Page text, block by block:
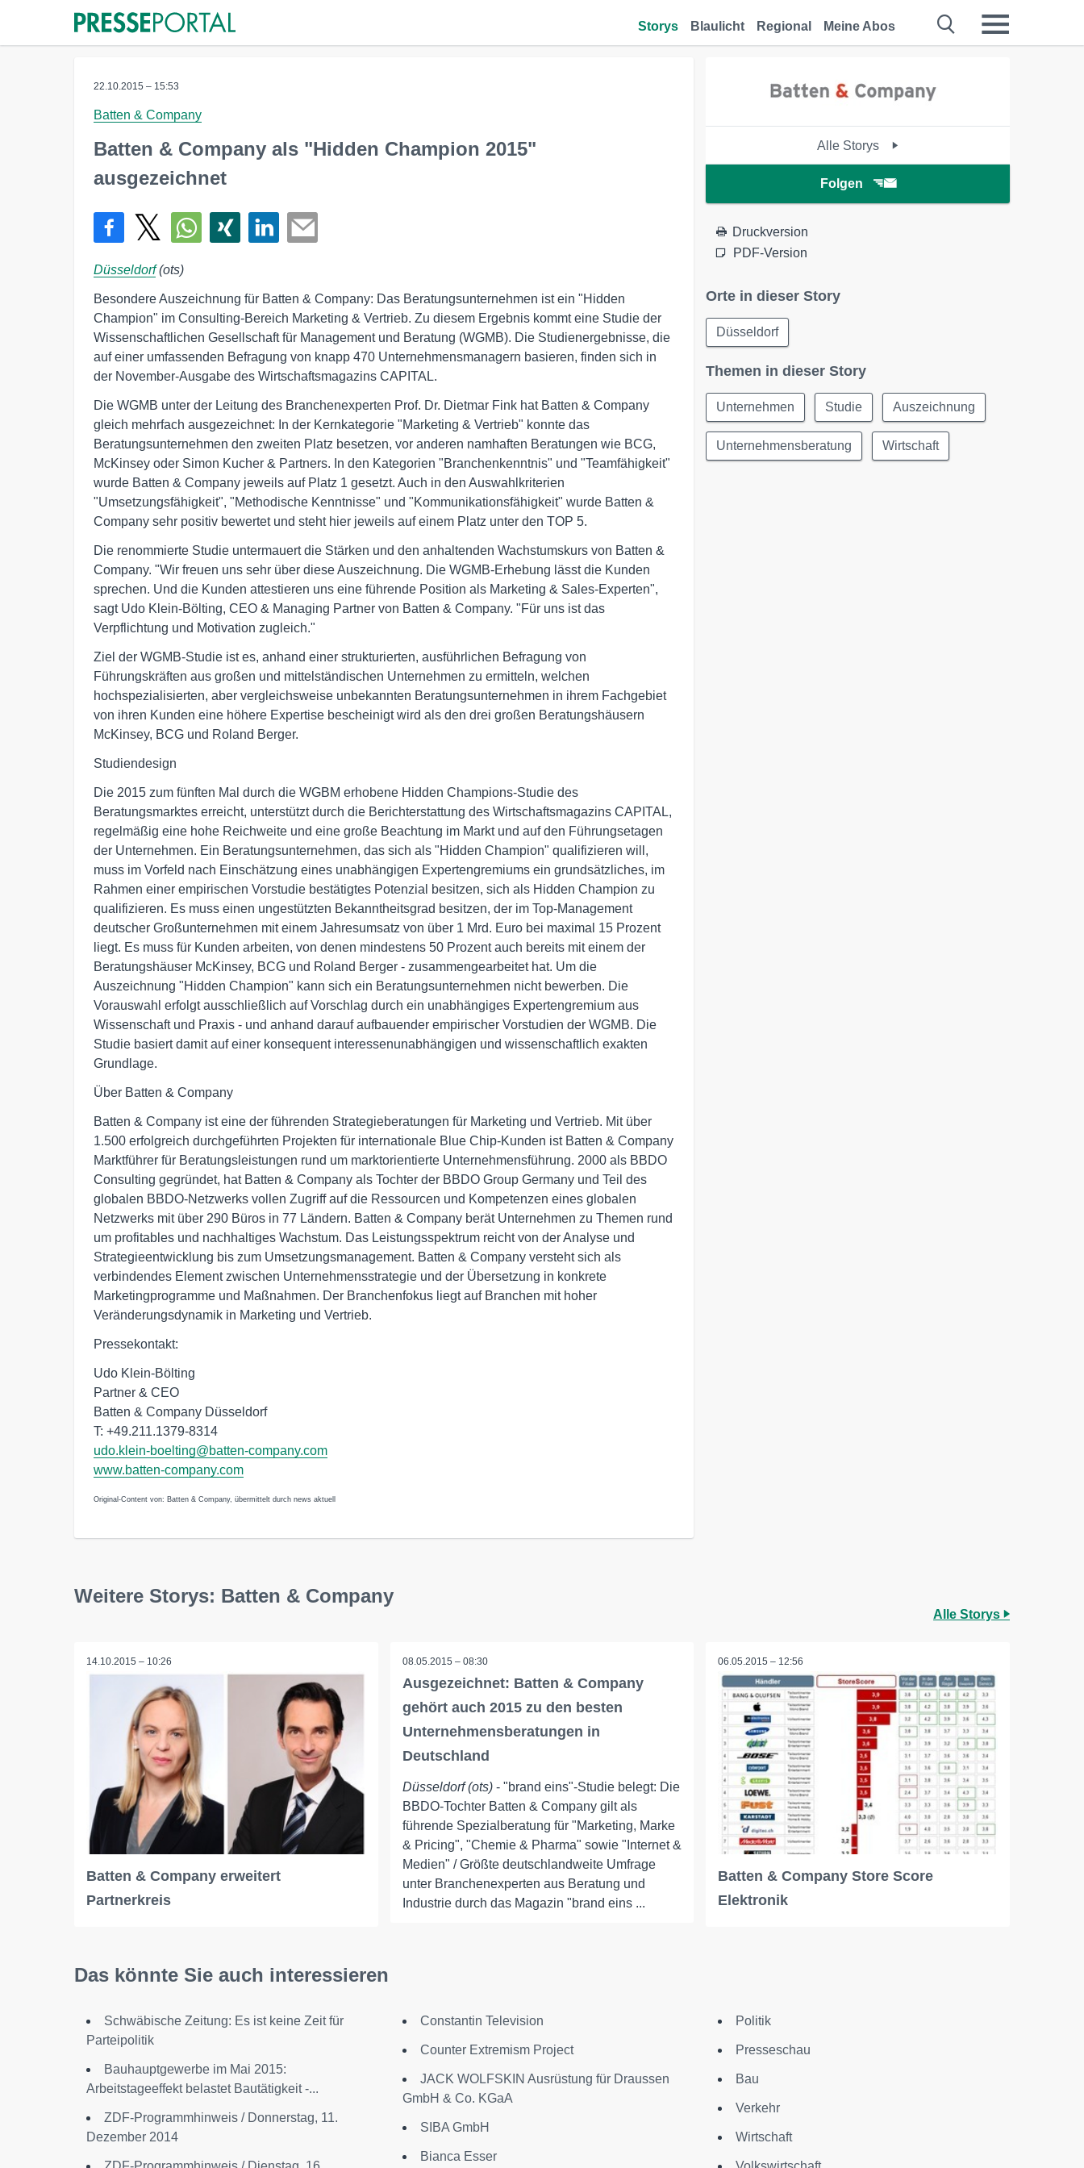
Storys Blaulicht Regional Meine Abos
22.10.2015 – 15:53
Batten & Company
Batten & Company als "Hidden Champion 2015"
ausgezeichnet
Düsseldorf(ots)
Besondere Auszeichnung für Batten & Company: Das Beratungsunternehmen ist ein "Hidden
Champion" im Consulting-Bereich Marketing & Vertrieb. Zu diesem Ergebnis kommt eine Studie der
Wissenschaftlichen Gesellschaft für Management und Beratung (WGMB). Die Studienergebnisse, die
auf einer umfassenden Befragung von knapp 470 Unternehmensmanagern basieren, finden sich in
der November-Ausgabe des Wirtschaftsmagazins CAPITAL.
Die WGMB unter der Leitung des Branchenexperten Prof. Dr. Dietmar Fink hat Batten & Company
gleich mehrfach ausgezeichnet: In der Kernkategorie "Marketing & Vertrieb" konnte das
Beratungsunternehmen den zweiten Platz besetzen, vor anderen namhaften Beratungen wie BCG,
McKinsey oder Simon Kucher & Partners. In den Kategorien "Branchenkenntnis" und "Teamfähigkeit"
wurde Batten & Company jeweils auf Platz 1 gesetzt. Auch in den Auswahlkriterien
"Umsetzungsfähigkeit", "Methodische Kenntnisse" und "Kommunikationsfähigkeit" wurde Batten &
Company sehr positiv bewertet und steht hier jeweils auf einem Platz unter den TOP 5.
Die renommierte Studie untermauert die Stärken und den anhaltenden Wachstumskurs von Batten &
Company. "Wir freuen uns sehr über diese Auszeichnung. Die WGMB-Erhebung lässt die Kunden
sprechen. Und die Kunden attestieren uns eine führende Position als Marketing & Sales-Experten",
sagt Udo Klein-Bölting, CEO & Managing Partner von Batten & Company. "Für uns ist das
Verpflichtung und Motivation zugleich."
Ziel der WGMB-Studie ist es, anhand einer strukturierten, ausführlichen Befragung von
Führungskräften aus großen und mittelständischen Unternehmen zu ermitteln, welchen
hochspezialisierten, aber vergleichsweise unbekannten Beratungsunternehmen in ihrem Fachgebiet
von ihren Kunden eine höhere Expertise bescheinigt wird als den drei großen Beratungshäusern
McKinsey, BCG und Roland Berger.
Studiendesign
Die 2015 zum fünften Mal durch die WGBM erhobene Hidden Champions-Studie des
Beratungsmarktes erreicht, unterstützt durch die Berichterstattung des Wirtschaftsmagazins CAPITAL,
regelmäßig eine hohe Reichweite und eine große Beachtung im Markt und auf den Führungsetagen
der Unternehmen. Ein Beratungsunternehmen, das sich als "Hidden Champion" qualifizieren will,
muss im Vorfeld nach Einschätzung eines unabhängigen Expertengremiums ein grundsätzliches, im
Rahmen einer empirischen Vorstudie bestätigtes Potenzial besitzen, sich als Hidden Champion zu
qualifizieren. Es muss einen ungestützten Bekanntheitsgrad besitzen, der im Top-Management
deutscher Großunternehmen mit einem Jahresumsatz von über 1 Mrd. Euro bei maximal 15 Prozent
liegt. Es muss für Kunden arbeiten, von denen mindestens 50 Prozent auch bereits mit einem der
Beratungshäuser McKinsey, BCG und Roland Berger - zusammengearbeitet hat. Um die
Auszeichnung "Hidden Champion" kann sich ein Beratungsunternehmen nicht bewerben. Die
Vorauswahl erfolgt ausschließlich auf Vorschlag durch ein unabhängiges Expertengremium aus
Wissenschaft und Praxis - und anhand darauf aufbauender empirischer Vorstudien der WGMB. Die
Studie basiert damit auf einer konsequent interessenunabhängigen und wissenschaftlich exakten
Grundlage.
Über Batten & Company
Batten & Company ist eine der führenden Strategieberatungen für Marketing und Vertrieb. Mit über
1.500 erfolgreich durchgeführten Projekten für internationale Blue Chip-Kunden ist Batten & Company
Marktführer für Beratungsleistungen rund um marktorientierte Unternehmensführung. 2000 als BBDO
Consulting gegründet, hat Batten & Company als Tochter der BBDO Group Germany und Teil des
globalen BBDO-Netzwerks vollen Zugriff auf die Ressourcen und Kompetenzen eines globalen
Netzwerks mit über 290 Büros in 77 Ländern. Batten & Company berät Unternehmen zu Themen rund
um profitables und nachhaltiges Wachstum. Das Leistungsspektrum reicht von der Analyse und
Strategieentwicklung bis zum Umsetzungsmanagement. Batten & Company versteht sich als
verbindendes Element zwischen Unternehmensstrategie und der Übersetzung in konkrete
Marketingprogramme und Maßnahmen. Der Branchenfokus liegt auf Branchen mit hoher
Veränderungsdynamik in Marketing und Vertrieb.
Pressekontakt:
Udo Klein-Bölting
Partner & CEO
Batten & Company Düsseldorf
T: +49.211.1379-8314
udo.klein-boelting@batten-company.com
www.batten-company.com
Original-Content von: Batten & Company, übermittelt durch news aktuell
Alle Storys
Folgen
Druckversion
PDF-Version
Orte in dieser Story
Düsseldorf
Themen in dieser Story
Unternehmen Studie Auszeichnung
Unternehmensberatung Wirtschaft
Weitere Storys: Batten & Company
Alle Storys
14.10.2015 – 10:26
Batten & Company erweitert
Partnerkreis
08.05.2015 – 08:30
Ausgezeichnet: Batten & Company
gehört auch 2015 zu den besten
Unternehmensberatungen in
Deutschland
Düsseldorf (ots)- "brand eins"-Studie belegt: Die
BBDO-Tochter Batten & Company gilt als
führende Spezialberatung für "Marketing, Marke
& Pricing", "Chemie & Pharma" sowie "Internet &
Medien" / Größte deutschlandweite Umfrage
unter Branchenexperten aus Beratung und
Industrie durch das Magazin "brand eins ...
06.05.2015 – 12:56
Batten & Company Store Score
Elektronik
Das könnte Sie auch interessieren
Schwäbische Zeitung: Es ist keine Zeit für
Parteipolitik
Bauhauptgewerbe im Mai 2015:
Arbeitstageeffekt belastet Bautätigkeit -...
ZDF-Programmhinweis / Donnerstag, 11.
Dezember 2014
Constantin Television
Counter Extremism Project
JACK WOLFSKIN Ausrüstung für Draussen
GmbH & Co. KGaA
SIBA GmbH
Bianca Esser
Politik
Presseschau
Bau
Verkehr
Wirtschaft